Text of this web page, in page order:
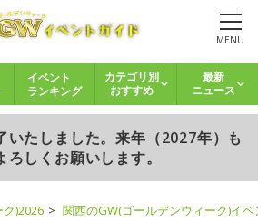
MENU
イベント
ランキング
カテゴリ別
おすすめ
最新
ニュース
いたしました。来年（2027年）も
ろしくお願いします。
)2026 関西のGW(ゴールデンウィーク)イ